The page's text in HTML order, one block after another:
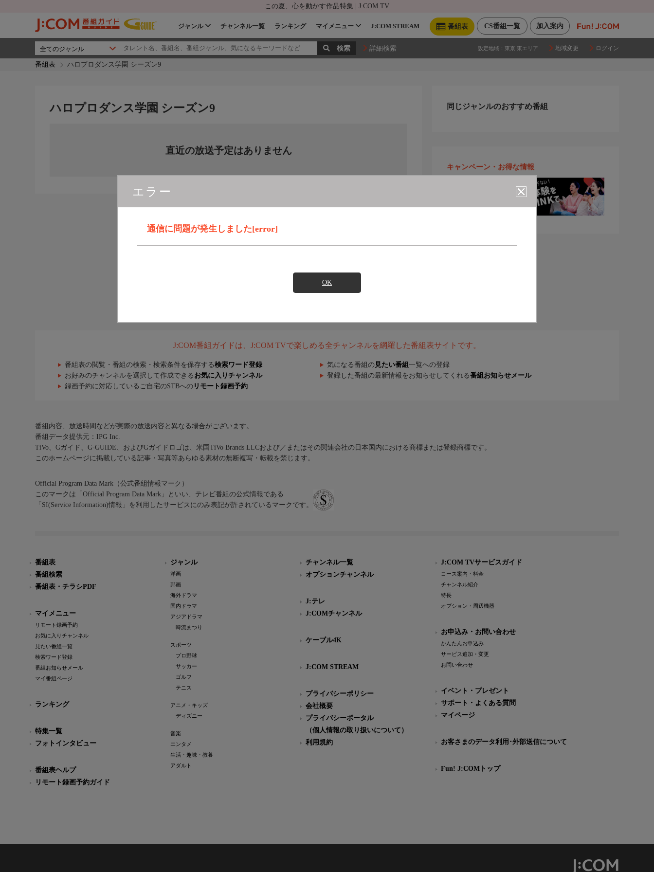
この夏、心を動かす作品特集 | J:COM TV
加入案内
CS番組一覧
番組表
ジャンル チャンネル一覧 ランキング マイメニュー J:COM STREAM
詳細検索 設定地域： 東京 東エリア 地域変更 ログイン
番組表 ハロプロダンス学園 シーズン9
エラー
通信に問題が発生しました[error]
OK
ハロプロダンス学園 シーズン9
直近の放送予定はありません
同じジャンルのおすすめ番組
キャンペーン・お得な情報
J:COM番組ガイドは、J:COM TVで楽しめる全チャンネルを網羅した番組表サイトです。
番組表の閲覧・番組の検索・検索条件を保存する検索ワード登録 気になる番組の 見たい番組 一覧への登録
お好みのチャンネルを選択して作成できる お気に入りチャンネル 登録した番組の最新情報をお知らせしてくれる番組お知らせメール
録画予約に対応しているご自宅のSTBへの リモート録画予約
番組内容、放送時間などが実際の放送内容と異なる場合がございます。
番組データ提供元：IPG Inc.
TiVo、Gガイド、G-GUIDE、およびGガイドロゴは、米国TiVo Brands LLCおよび／またはその関連会社の日本国内における商標または登録商標です。
このホームページに掲載している記事・写真等あらゆる素材の無断複写・転載を禁じます。
Official Program Data Mark（公式番組情報マーク）
このマークは「Official Program Data Mark」といい、テレビ番組の公式情報である
「SI(Service Information)情報」を利用したサービスにのみ表記が許されているマークです。
番組表
番組検索
番組表・チラシPDF
マイメニュー
リモート録画予約
お気に入りチャンネル
見たい番組一覧
検索ワード登録
番組お知らせメール
マイ番組ページ
ランキング
特集一覧
フォトインタビュー
番組表ヘルプ
リモート録画予約ガイド
ジャンル
洋画
邦画
海外ドラマ
国内ドラマ
アジアドラマ
韓流まつり
スポーツ
プロ野球
サッカー
ゴルフ
テニス
アニメ・キッズ
ディズニー
音楽
エンタメ
生活・趣味・教養
アダルト
チャンネル一覧
オプションチャンネル
J:テレ
J:COMチャンネル
ケーブル4K
J:COM STREAM
プライバシーポリシー
会社概要
プライバシーポータル
（個人情報の取り扱いについて）
利用規約
J:COM TVサービスガイド
コース案内・料金
チャンネル紹介
特長
オプション・周辺機器
お申込み・お問い合わせ
かんたんお申込み
サービス追加・変更
お問い合わせ
イベント・プレゼント
サポート・よくある質問
マイページ
お客さまのデータ利用･外部送信について
Fun! J:COMトップ